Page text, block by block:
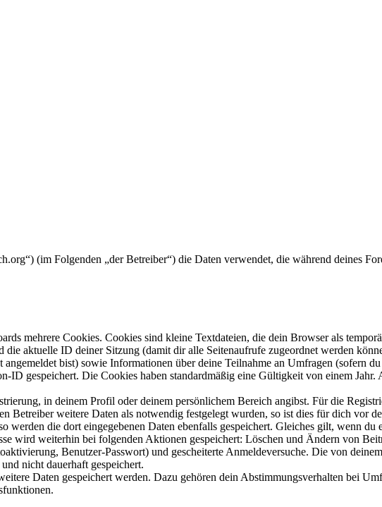
(im Folgenden „der Betreiber“) die Daten verwendet, die während deines
mehrere Cookies. Cookies sind kleine Textdateien, die dein Browser als
aktuelle ID deiner Sitzung (damit dir alle Seitenaufrufe zugeordnet werden
bist) sowie Informationen über deine Teilnahme an Umfragen (sofern
ID gespeichert. Die Cookies haben standardmäßig eine Gültigkeit von einem
in deinem Profil oder deinem persönlichem Bereich angibst. Für die
Betreiber weitere Daten als notwendig festgelegt wurden, so ist dies für dich vor
werden die dort eingegebenen Daten ebenfalls gespeichert. Gleiches gilt, wenn
wird weiterhin bei folgenden Aktionen gespeichert: Löschen und Ändern von
Benutzer-Passwort) und gescheiterte Anmeldeversuche. Die von
nicht dauerhaft gespeichert.
Daten gespeichert werden. Dazu gehören dein Abstimmungsverhalten bei